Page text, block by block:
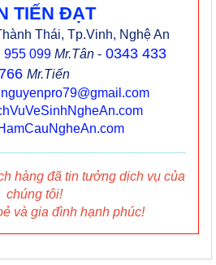
TIẾN ĐẠT
Thái, Tp.Vinh, Nghệ An
955 099 Mr.Tân - 0343 433
766 Mr.Tiến
hàng đã tin tưởng dịch vụ của
chúng tôi!
và gia đình hạnh phúc!